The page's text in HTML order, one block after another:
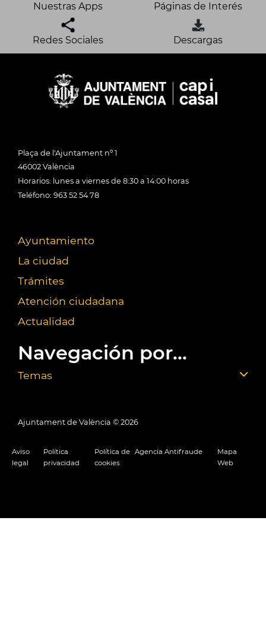
Nuestras Apps Páginas de Interés
Redes Sociales Descargas
Plaça de l'Ajuntament nº 1
46002 València
Horarios: lunes a viernes de 8:30 a 14:00 horas
Teléfono: 963 52 54 78
Ayuntamiento
La ciudad
Trámites
Atención ciudadana
Actualidad
Navegación por...
Temas
Ajuntament de València © 2026
Aviso
legal
Política
privacidad
Política de
cookies
Agencia Antifraude
Mapa
Web